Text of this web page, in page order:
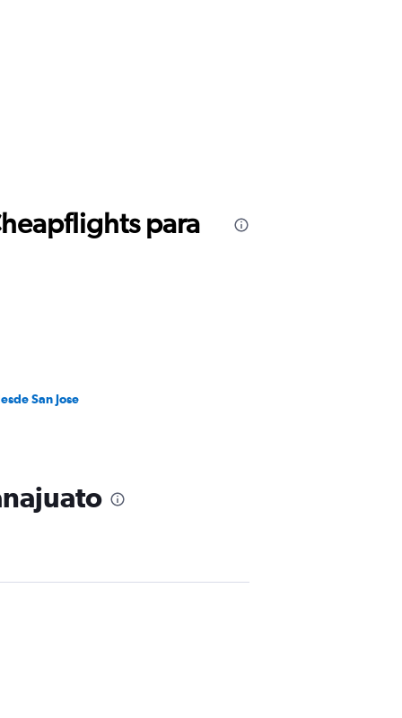
para
San Jose